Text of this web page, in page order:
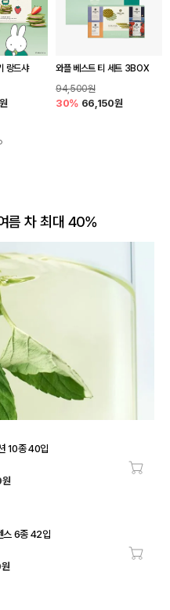
랑드샤
와플 베스트 티 세트 3BOX
94,500원
30% 66,150원
름 차 최대 40%
10종 40입
장바
스 6종 42입
장바